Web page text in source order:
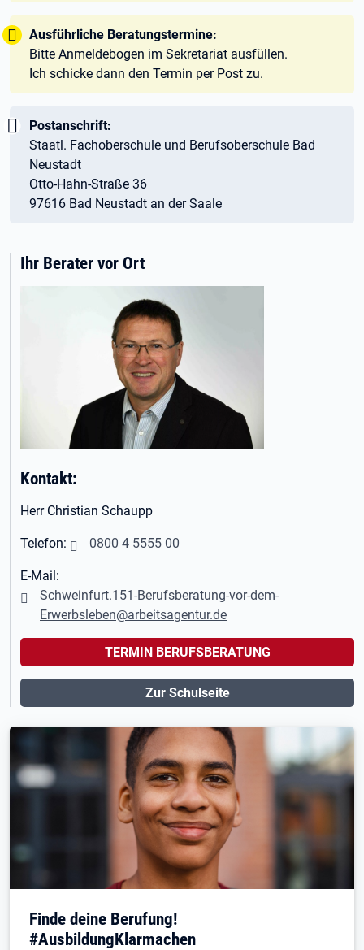
Tipp:
Ausführliche Beratungstermine:
Bitte Anmeldebogen im Sekretariat ausfüllen.
Ich schicke dann den Termin per Post zu.
Wichtig:
Postanschrift:
Staatl. Fachoberschule und Berufsoberschule Bad
Neustadt
Otto-Hahn-Straße 36
97616 Bad Neustadt an der Saale
Ihr Berater vor Ort
Kontakt:
Herr Christian Schaupp
Telefon: 0800 4 5555 00
E-Mail:
Schweinfurt.151-Berufsberatung-vor-dem-
Erwerbsleben@arbeitsagentur.de
TERMIN BERUFSBERATUNG
Zur Schulseite
Finde deine Berufung!
#AusbildungKlarmachen